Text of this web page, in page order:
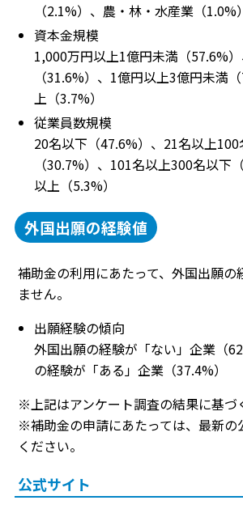
（2.1%）、農・林・水産業（1.0%）
資本金規模
1,000万円以上1億円未満（57.6%
（31.6%）、1億円以上3億円未満
上（3.7%）
従業員数規模
20名以下（47.6%）、21名以上100
（30.7%）、101名以上300名以下
以上（5.3%）
外国出願の経験値
補助金の利用にあたって、外国出願の
ません。
出願経験の傾向
外国出願の経験が「ない」企業（
の経験が「ある」企業（37.4%）
※上記はアンケート調査の結果に基づ
※補助金の申請にあたっては、最新の
ください。
公式サイト